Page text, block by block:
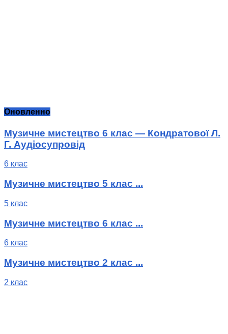
Оновленно
Музичне мистецтво 6 клас — Кондратової Л.
Г. Аудіосупровід
6 клас
Музичне мистецтво 5 клас ...
5 клас
Музичне мистецтво 6 клас ...
6 клас
Музичне мистецтво 2 клас ...
2 клас